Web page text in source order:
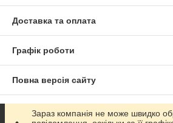
Доставка та оплата
Графік роботи
Повна версія сайту
Сайт створено на маркетплейсі
Зараз компанія не може швидко